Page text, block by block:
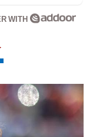
WITH